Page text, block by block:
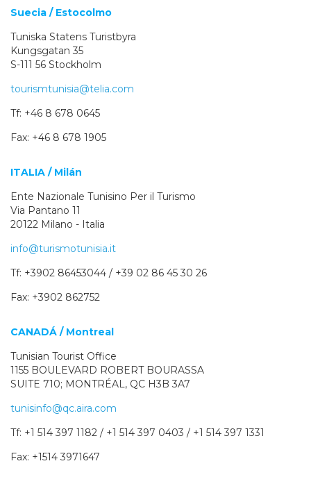
Suecia / Estocolmo
Tuniska Statens Turistbyra
Kungsgatan 35
S-111 56 Stockholm
tourismtunisia@telia.com
Tf: +46 8 678 0645
Fax: +46 8 678 1905
ITALIA / Milán
Ente Nazionale Tunisino Per il Turismo
Via Pantano 11
20122 Milano - Italia
info@turismotunisia.it
Tf: +3902 86453044 / +39 02 86 45 30 26
Fax: +3902 862752
CANADÁ / Montreal
Tunisian Tourist Office
1155 BOULEVARD ROBERT BOURASSA
SUITE 710; MONTRÉAL, QC H3B 3A7
tunisinfo@qc.aira.com
Tf: +1 514 397 1182 / +1 514 397 0403 / +1 514 397 1331
Fax: +1514 3971647